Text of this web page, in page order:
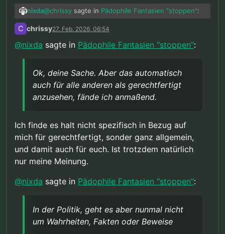
nixda@chrissy sagte in Pädophile Fantasien "stoppen":
eine entsprechende extreme Gefahr für
auch präventiv gerechtfertigt.”
ich anmaßend.
@chrissysagte inPädophile Fantasien "stoppen"
“Dieser Nachweis einer zumindest hohen
vorhanden und nach allem was wir wissen
auch nicht erbringbar, da alle aktuell
vorliegenden Daten das Gegenteil sagen.
Daher ist diese ganze Diskussion rein
hypothetisch.”
In der Politik, geht es aber nunmal nicht um
Wahrheiten, Fakten oder Beweise, sondern allein
um knallharte Interessen und da man dafür auch
gerne mal diskriminierte Randgruppen, (von denen
kaum wirksame Gegenwehr zu erwarten ist) über
die Klinge springen läßt, kann so eine
hypothetische Diskussion, auch mehr oder weniger
schnell von der Realität eingeholt werden.
C chrissy27. Feb. 2026, 06:54
@nixda sagte in Pädophile Fantasien "stoppen":
Ok, deine Sache. Aber das automatisch
auch für alle anderen als gerechtfertigt
anzusehen, fände ich anmaßend.
Ich finde es halt nicht spezifisch in Bezug auf
mich für gerechtfertigt, sonder ganz allgemein,
und damit auch für euch. Ist trotzdem natürlich
nur meine Meinung.
@nixda sagte in Pädophile Fantasien "stoppen":
In der Politik, geht es aber nunmal nicht
um Wahrheiten, Fakten oder Beweise